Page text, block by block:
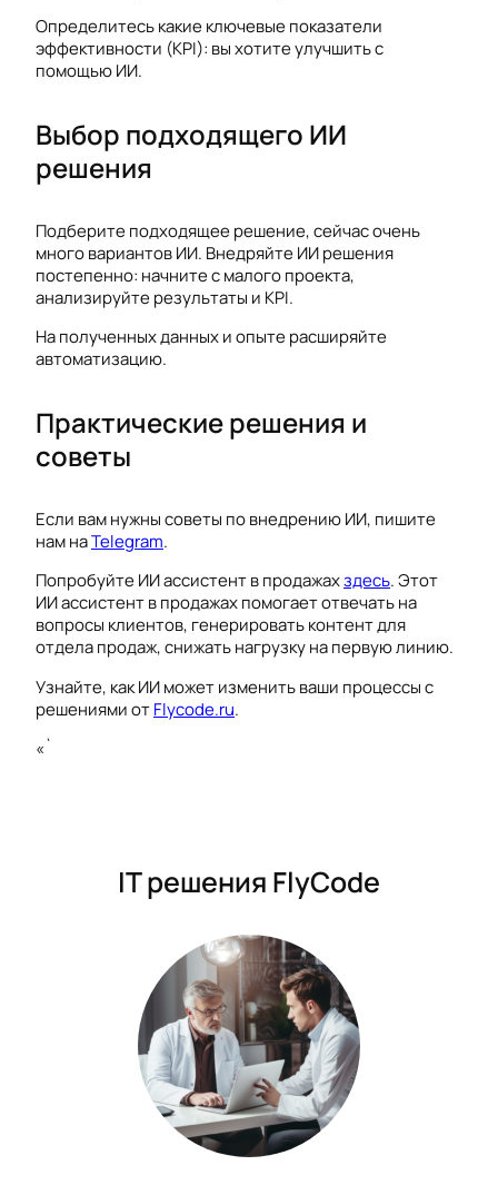
Определитесь какие ключевые показатели
эффективности (KPI): вы хотите улучшить с
помощью ИИ.
Выбор подходящего ИИ
решения
Подберите подходящее решение, сейчас очень
много вариантов ИИ. Внедряйте ИИ решения
постепенно: начните с малого проекта,
анализируйте результаты и KPI.
На полученных данных и опыте расширяйте
автоматизацию.
Практические решения и
советы
Если вам нужны советы по внедрению ИИ, пишите
нам наTelegram.
Попробуйте ИИ ассистент в продажахздесь. Этот
ИИ ассистент в продажах помогает отвечать на
вопросы клиентов, генерировать контент для
отдела продаж, снижать нагрузку на первую линию.
Узнайте, как ИИ может изменить ваши процессы с
решениями отFlycode.ru.
«`
IT решения FlyCode